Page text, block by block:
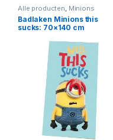
Alle producten, Minions
Badlaken Minions this
sucks: 70×140 cm